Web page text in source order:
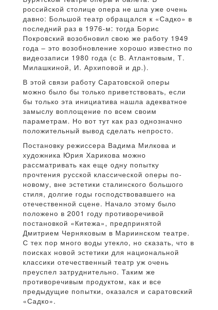
российской столице опера не шла уже очень
давно: Большой театр обращался к «Садко» в
последний раз в 1976-м: тогда Борис
Покровский возобновил свою же работу 1949
года – это возобновление хорошо известно по
видеозаписи 1980 года (с В. Атлантовым, Т.
Милашкиной, И. Архиповой и др.).
В этой связи работу Саратовской оперы
можно было бы только приветствовать, если
бы только эта инициатива нашла адекватное
замыслу воплощение по всем своим
параметрам. Но вот тут как раз однозначно
положительный вывод сделать непросто.
Постановку режиссера Вадима Милкова и
художника Юрия Харикова можно
рассматривать как еще одну попытку
прочтения русской классической оперы по-
новому, вне эстетики сталинского большого
стиля, долгие годы господствовавшего на
отечественной сцене. Начало этому было
положено в 2001 году противоречивой
постановкой «Китежа», предпринятой
Дмитрием Черняковым в Мариинском театре.
С тех пор много воды утекло, но сказать, что в
поисках новой эстетики для национальной
классики отечественный театр уж очень
преуспел затруднительно. Таким же
противоречивым продуктом, как и все
предыдущие попытки, оказался и саратовский
«Садко».